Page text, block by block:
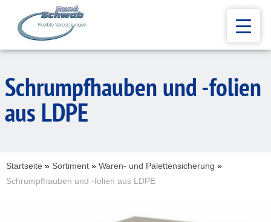
Schrumpfhauben und -folien
aus LDPE
Startseite » Sortiment » Waren- und Palettensicherung »
Schrumpfhauben und -folien aus LDPE